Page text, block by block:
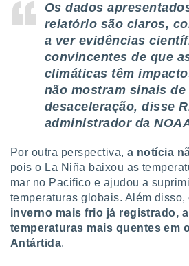
possam
seus
com
qual se
tal,
Os dados
relatório são claros,
a ver evidências
convincentes de que
climáticas têm
não mostram sinais de
desaceleração, disse
administrador da
Por outra perspectiva,a notícia
pois o La Niña baixou as
mar no Pacifico e ajudou a
temperaturas globais. Além disso,
inverno mais frio já registrado,
temperaturas mais quentes em
Antártida.